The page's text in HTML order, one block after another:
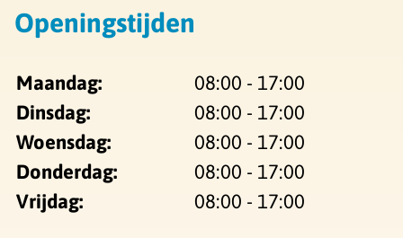
Openingstijden
Maandag:
08:00 - 17:00
Dinsdag:
08:00 - 17:00
Woensdag:
08:00 - 17:00
Donderdag:
08:00 - 17:00
Vrijdag:
08:00 - 17:00